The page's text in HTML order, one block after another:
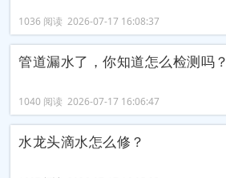
1036 阅读 2026-07-17 16:08:37
管道漏水了，你知道怎么检测吗？
1040 阅读 2026-07-17 16:06:47
水龙头滴水怎么修？